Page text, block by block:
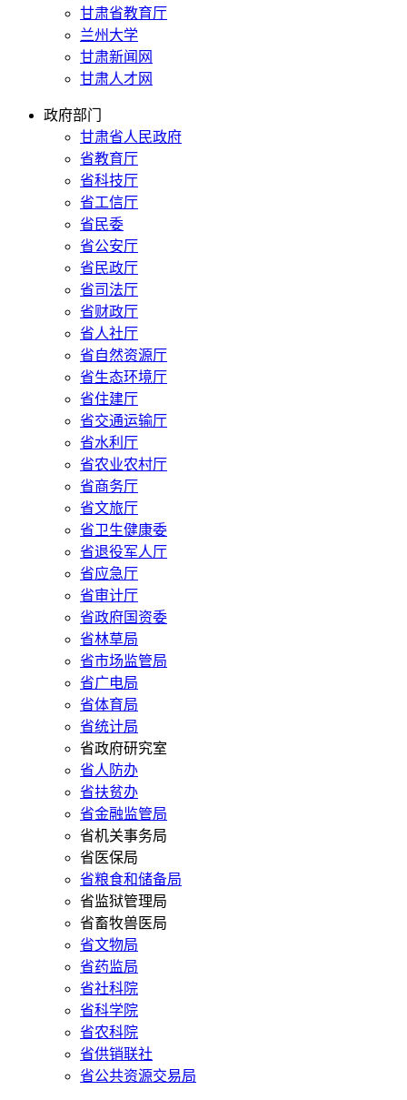
甘肃省教育厅
兰州大学
甘肃新闻网
甘肃人才网
政府部门
甘肃省人民政府
省教育厅
省科技厅
省工信厅
省民委
省公安厅
省民政厅
省司法厅
省财政厅
省人社厅
省自然资源厅
省生态环境厅
省住建厅
省交通运输厅
省水利厅
省农业农村厅
省商务厅
省文旅厅
省卫生健康委
省退役军人厅
省应急厅
省审计厅
省政府国资委
省林草局
省市场监管局
省广电局
省体育局
省统计局
省政府研究室
省人防办
省扶贫办
省金融监管局
省机关事务局
省医保局
省粮食和储备局
省监狱管理局
省畜牧兽医局
省文物局
省药监局
省社科院
省科学院
省农科院
省供销联社
省公共资源交易局